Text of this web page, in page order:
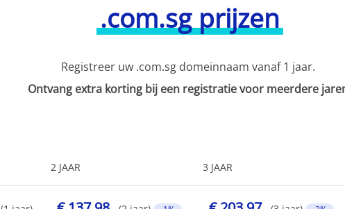
.com.sg prijzen
Registreer uw .com.sg domeinnaam vanaf 1 jaar.
Ontvang extra korting bij een registratie voor meerdere
2 JAAR 3 JAAR